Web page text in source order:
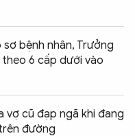
bệnh nhân, Trưởng
6 cấp dưới vào
vợ cũ đạp ngã khi đang
đường